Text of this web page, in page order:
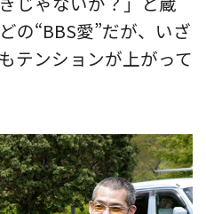
の“BBS愛”だが、いざ
テンションが上がって